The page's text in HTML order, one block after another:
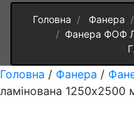
Головна Фанера
Фанера ФОФ
Головна / Фанера /
ламінована 1250х2500